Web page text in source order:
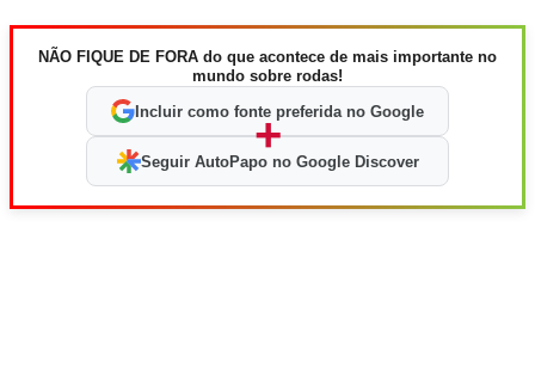
NÃO FIQUE DE FORA do que acontece de mais importante no
mundo sobre rodas!
Incluir como fonte preferida no Google
+
Seguir AutoPapo no Google Discover